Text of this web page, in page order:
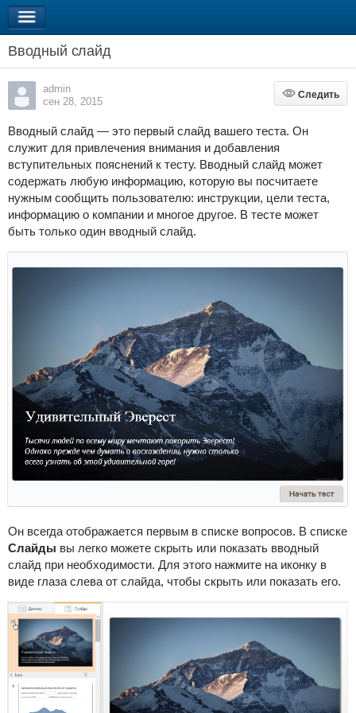
Вводный слайд
admin
сен 28, 2015
Следить
Следить
Вводный слайд — это первый слайд вашего теста. Он
служит для привлечения внимания и добавления
вступительных пояснений к тесту. Вводный слайд может
содержать любую информацию, которую вы посчитаете
нужным сообщить пользователю: инструкции, цели теста,
информацию о компании и многое другое. В тесте может
быть только один вводный слайд.
Он всегда отображается первым в списке вопросов. В списке
Слайды вы легко можете скрыть или показать вводный
слайд при необходимости. Для этого нажмите на иконку в
виде глаза слева от слайда, чтобы скрыть или показать его.